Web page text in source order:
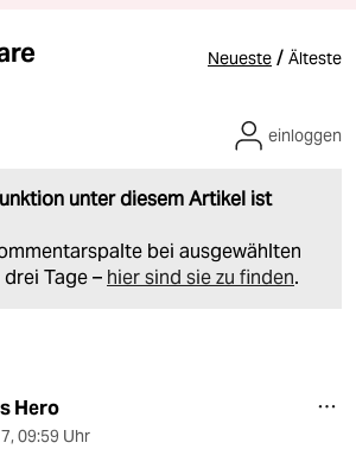
Neueste / Älteste
unter diesem Artikel ist
bei ausgewählten
Tage – hier sind sie zu finden.
einloggen
Hero
, 09:59 Uhr